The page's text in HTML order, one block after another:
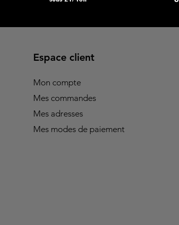
Espace client
Mon compte
Mes commandes
Mes adresses
Mes modes de paiement